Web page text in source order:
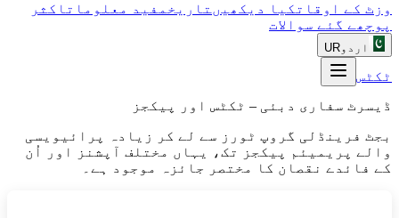
وزٹ کے اوقات کیا دیکھیں تاریخ مفید معلومات اکثر
پوچھے گئے سوالات
اردو UR
ٹکٹس
ڈیسرٹ سفاری دبئی – ٹکٹس اور پیکجز
بجٹ فرینڈلی گروپ ٹورز سے لے کر زیادہ پرائیویسی
والے پریمیئم پیکجز تک، یہاں مختلف آپشنز اور اُن
کے فائدے نقصان کا مختصر جائزہ موجود ہے۔